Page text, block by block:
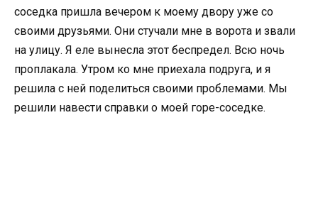
соседка пришла вечером к моему двору уже со
своими друзьями. Они стучали мне в ворота и звали
на улицу. Я еле вынесла этот беспредел. Всю ночь
проплакала. Утром ко мне приехала подруга, и я
решила с ней поделиться своими проблемами. Мы
решили навести справки о моей горе-соседке.